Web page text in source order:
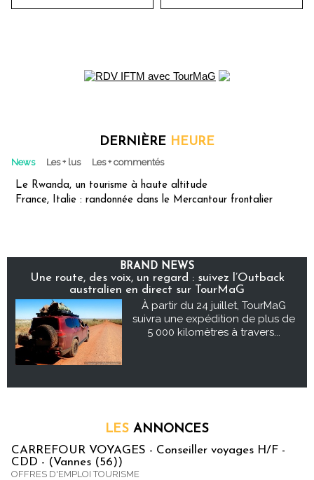
DERNIÈRE HEURE
News Les + lus Les + commentés
Le Rwanda, un tourisme à haute altitude
France, Italie : randonnée dans le Mercantour frontalier
BRAND NEWS
Une route, des voix, un regard : suivez l’Outback
australien en direct sur TourMaG
À partir du 24 juillet, TourMaG
suivra une expédition de plus de
5 000 kilomètres à travers...
LES ANNONCES
CARREFOUR VOYAGES - Conseiller voyages H/F -
CDD - (Vannes (56))
OFFRES D'EMPLOI TOURISME